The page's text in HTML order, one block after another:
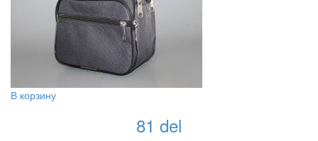
В корзину
81 del